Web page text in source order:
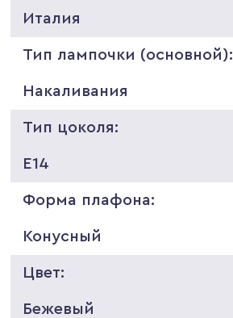
Италия
Тип лампочки (основной):
Накаливания
Тип цоколя:
E14
Форма плафона:
Конусный
Цвет:
Бежевый